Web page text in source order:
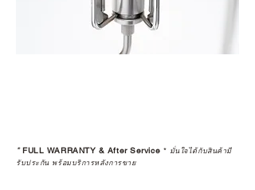
https://www.campstudio.co.th/
*FULL WARRANTY & After Service * มั่นใจได้กับสินค้ามี
รับประกัน พร้อมบริการหลังการขาย